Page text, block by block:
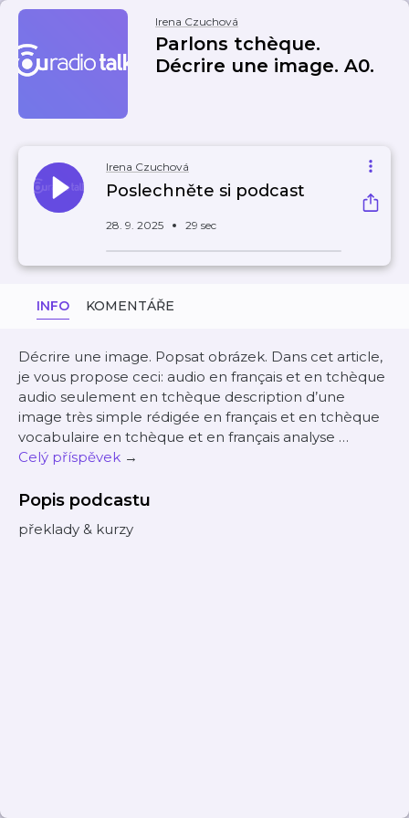
Irena Czuchová
Parlons tchèque.
Décrire une image. A0.
Irena Czuchová
Poslechněte si podcast
28. 9. 2025 29 sec
INFO KOMENTÁŘE
Décrire une image. Popsat obrázek. Dans cet article,
je vous propose ceci: audio en français et en tchèque
audio seulement en tchèque description d’une
image très simple rédigée en français et en tchèque
vocabulaire en tchèque et en français analyse …
Celý příspěvek →
Popis podcastu
překlady & kurzy